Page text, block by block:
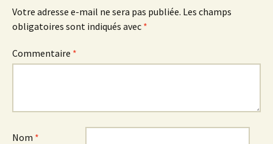
Votre adresse e-mail ne sera pas publiée. Les champs
obligatoires sont indiqués avec *
Commentaire *
Nom *